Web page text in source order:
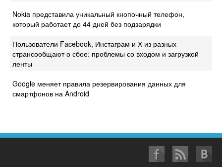
Nokia представила уникальный кнопочный телефон,
который работает до 44 дней без подзарядки
Пользователи Facebook, Инстаграм и Х из разных
странсообщают о сбое: проблемы со входом и загрузкой
ленты
Google меняет правила резервирования данных для
смартфонов на Android